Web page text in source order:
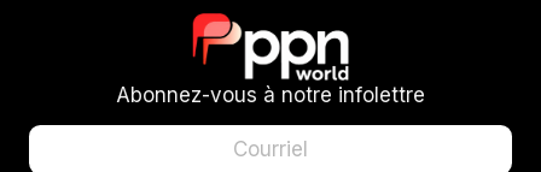
Abonnez-vous à notre infolettre